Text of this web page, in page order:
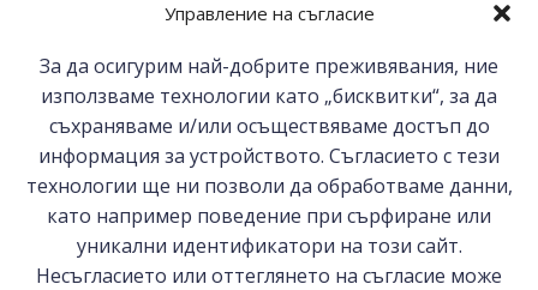
Управление на съгласие
За да осигурим най-добрите преживявания, ние
използваме технологии като „бисквитки“, за да
съхраняваме и/или осъществяваме достъп до
информация за устройството. Съгласието с тези
технологии ще ни позволи да обработваме данни,
като например поведение при сърфиране или
уникални идентификатори на този сайт.
Несъгласието или оттеглянето на съгласие може
Серия уебинари на EU Sanctions
Helpdesk: Какво трябва да знаят
европейските компании за санкциите
на ЕС
възможности в Република
Южна Африка и Кралство
Лесото“
© 2026 БСК-Комерсконсулт ЕООД